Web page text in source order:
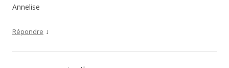
Annelise
Répondre ↓